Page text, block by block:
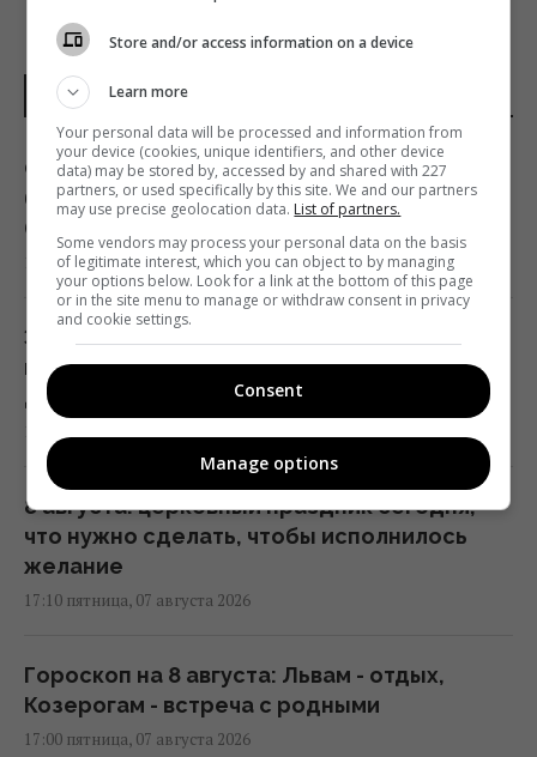
НОВОСТИ УКРАИНЫ И МИРА
Он лазал по деревьям, как кот, но при этом
был первой в истории собакой на планете
(фото)
17:21 пятница, 07 августа 2026
Зеленский впервые поедет с официальным
визитом в Сербию: Associated Press назвал
дату
8 августа: церковный праздник сегодня,
что нужно сделать, чтобы исполнилось
желание
17:10 пятница, 07 августа 2026
Гороскоп на 8 августа: Львам - отдых,
Козерогам - встреча с родными
17:00 пятница, 07 августа 2026
Store and/or access information on a device
Learn more
Your personal data will be processed and information from
your device (cookies, unique identifiers, and other device
data) may be stored by, accessed by and shared with 227
partners, or used specifically by this site. We and our partners
may use precise geolocation data. List of partners.
Some vendors may process your personal data on the basis
of legitimate interest, which you can object to by managing
your options below. Look for a link at the bottom of this page
or in the site menu to manage or withdraw consent in privacy
and cookie settings.
Consent
Manage options